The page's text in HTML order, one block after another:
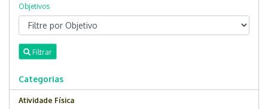
Objetivos
Filtrar
Categorias
Atividade Física